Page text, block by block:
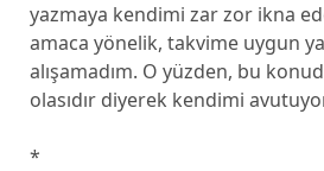
yazmaya kendimi zar zor ikna
amaca yönelik, takvime uygun
alışamadım. O yüzden, bu
olasıdır diyerek kendimi
*